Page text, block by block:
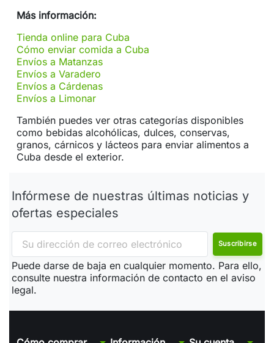
Más información:
Tienda online para Cuba
Cómo enviar comida a Cuba
Envíos a Matanzas
Envíos a Varadero
Envíos a Cárdenas
Envíos a Limonar
También puedes ver otras categorías disponibles
como bebidas alcohólicas, dulces, conservas,
granos, cárnicos y lácteos para enviar alimentos a
Cuba desde el exterior.
Infórmese de nuestras últimas noticias y
ofertas especiales
Puede darse de baja en cualquier momento. Para ello,
consulte nuestra información de contacto en el aviso
legal.